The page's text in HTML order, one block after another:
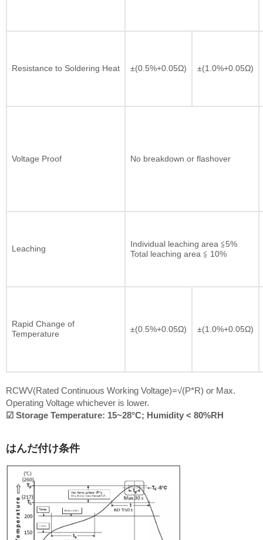
Resistance to Soldering Heat ±(0.5%+0.05Ω) ±(1.0%+0.05Ω)
Voltage Proof No breakdown or flashover
Leaching
Individual leaching area ≦5%
Total leaching area ≦ 10%
Rapid Change of
Temperature
±(0.5%+0.05Ω) ±(1.0%+0.05Ω)
RCWV(Rated Continuous Working Voltage)=√(P*R) or Max.
Operating Voltage whichever is lower.
☑ Storage Temperature: 15~28°C; Humidity < 80%RH
はんだ付け条件